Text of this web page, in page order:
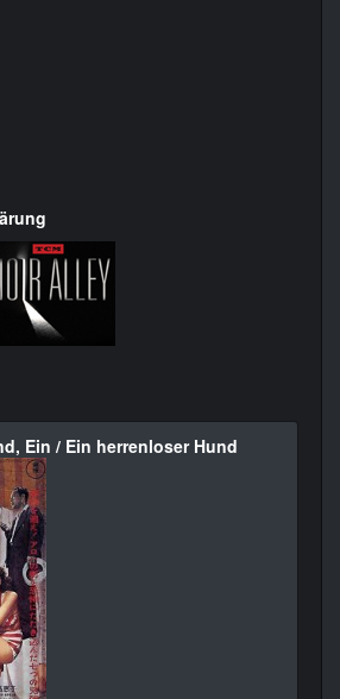
Ein / Ein herrenloser Hund